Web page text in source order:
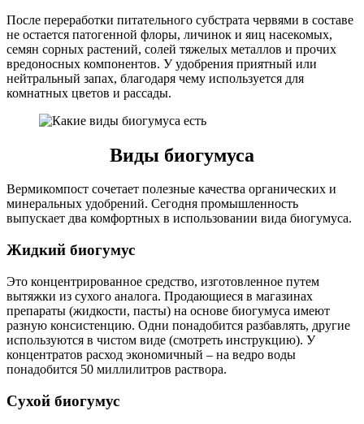
После переработки питательного субстрата червями в составе
не остается патогенной флоры, личинок и яиц насекомых,
семян сорных растений, солей тяжелых металлов и прочих
вредоносных компонентов. У удобрения приятный или
нейтральный запах, благодаря чему используется для
комнатных цветов и рассады.
Виды биогумуса
Вермикомпост сочетает полезные качества органических и
минеральных удобрений. Сегодня промышленность
выпускает два комфортных в использовании вида биогумуса.
Жидкий биогумус
Это концентрированное средство, изготовленное путем
вытяжки из сухого аналога. Продающиеся в магазинах
препараты (жидкости, пасты) на основе биогумуса имеют
разную консистенцию. Одни понадобится разбавлять, другие
используются в чистом виде (смотреть инструкцию). У
концентратов расход экономичный – на ведро воды
понадобится 50 миллилитров раствора.
Сухой биогумус